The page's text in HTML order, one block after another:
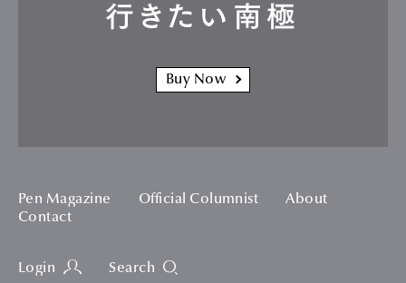
行きたい南極
Buy Now
Pen Magazine Official Columnist
About
Contact
Login Search